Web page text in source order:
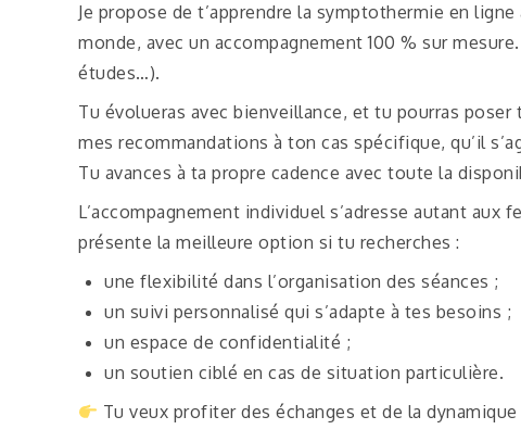
Je propose de t’apprendre la symptothermie en
monde, avec un accompagnement 100 % sur
études…).
Tu évolueras avec bienveillance, et tu pourras
mes recommandations à ton cas spécifique, qu’il
Tu avances à ta propre cadence avec toute la
L’accompagnement individuel s’adresse autant
présente la meilleure option si tu recherches :
une flexibilité dans l’organisation des séances ;
un suivi personnalisé qui s’adapte à tes besoins ;
un espace de confidentialité ;
un soutien ciblé en cas de situation particulière.
Tu veux profiter des échanges et de la